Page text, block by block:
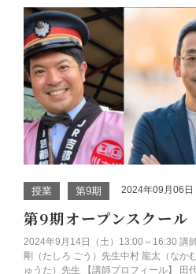
授業 第9期 2024年09月06日
第9期オープンスクール
2024年9月14日（土）13:00～16:30 講
剛（たしろ ごう）先生中村 龍太（なか
ゅうた）先生 【講師プロフィール】 田